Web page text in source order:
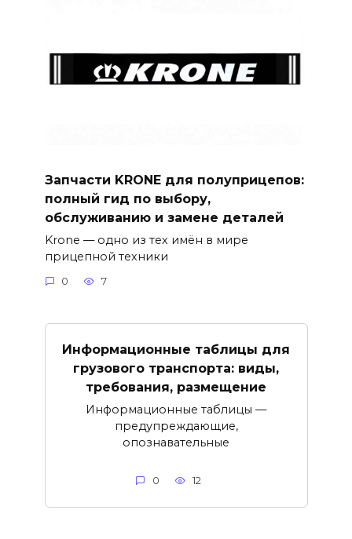
Запчасти KRONE для полуприцепов:
полный гид по выбору,
обслуживанию и замене деталей
Krone — одно из тех имён в мире
прицепной техники
0 7
Информационные таблицы для
грузового транспорта: виды,
требования, размещение
Информационные таблицы —
предупреждающие,
опознавательные
0 12